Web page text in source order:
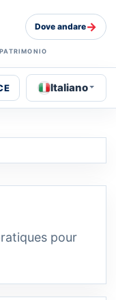
Dove andare→
Italiano
pour